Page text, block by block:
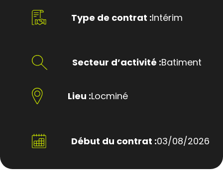
Type de contrat :Intérim
Secteur d’activité :Batiment
Lieu :Locminé
Début du contrat :03/08/2026